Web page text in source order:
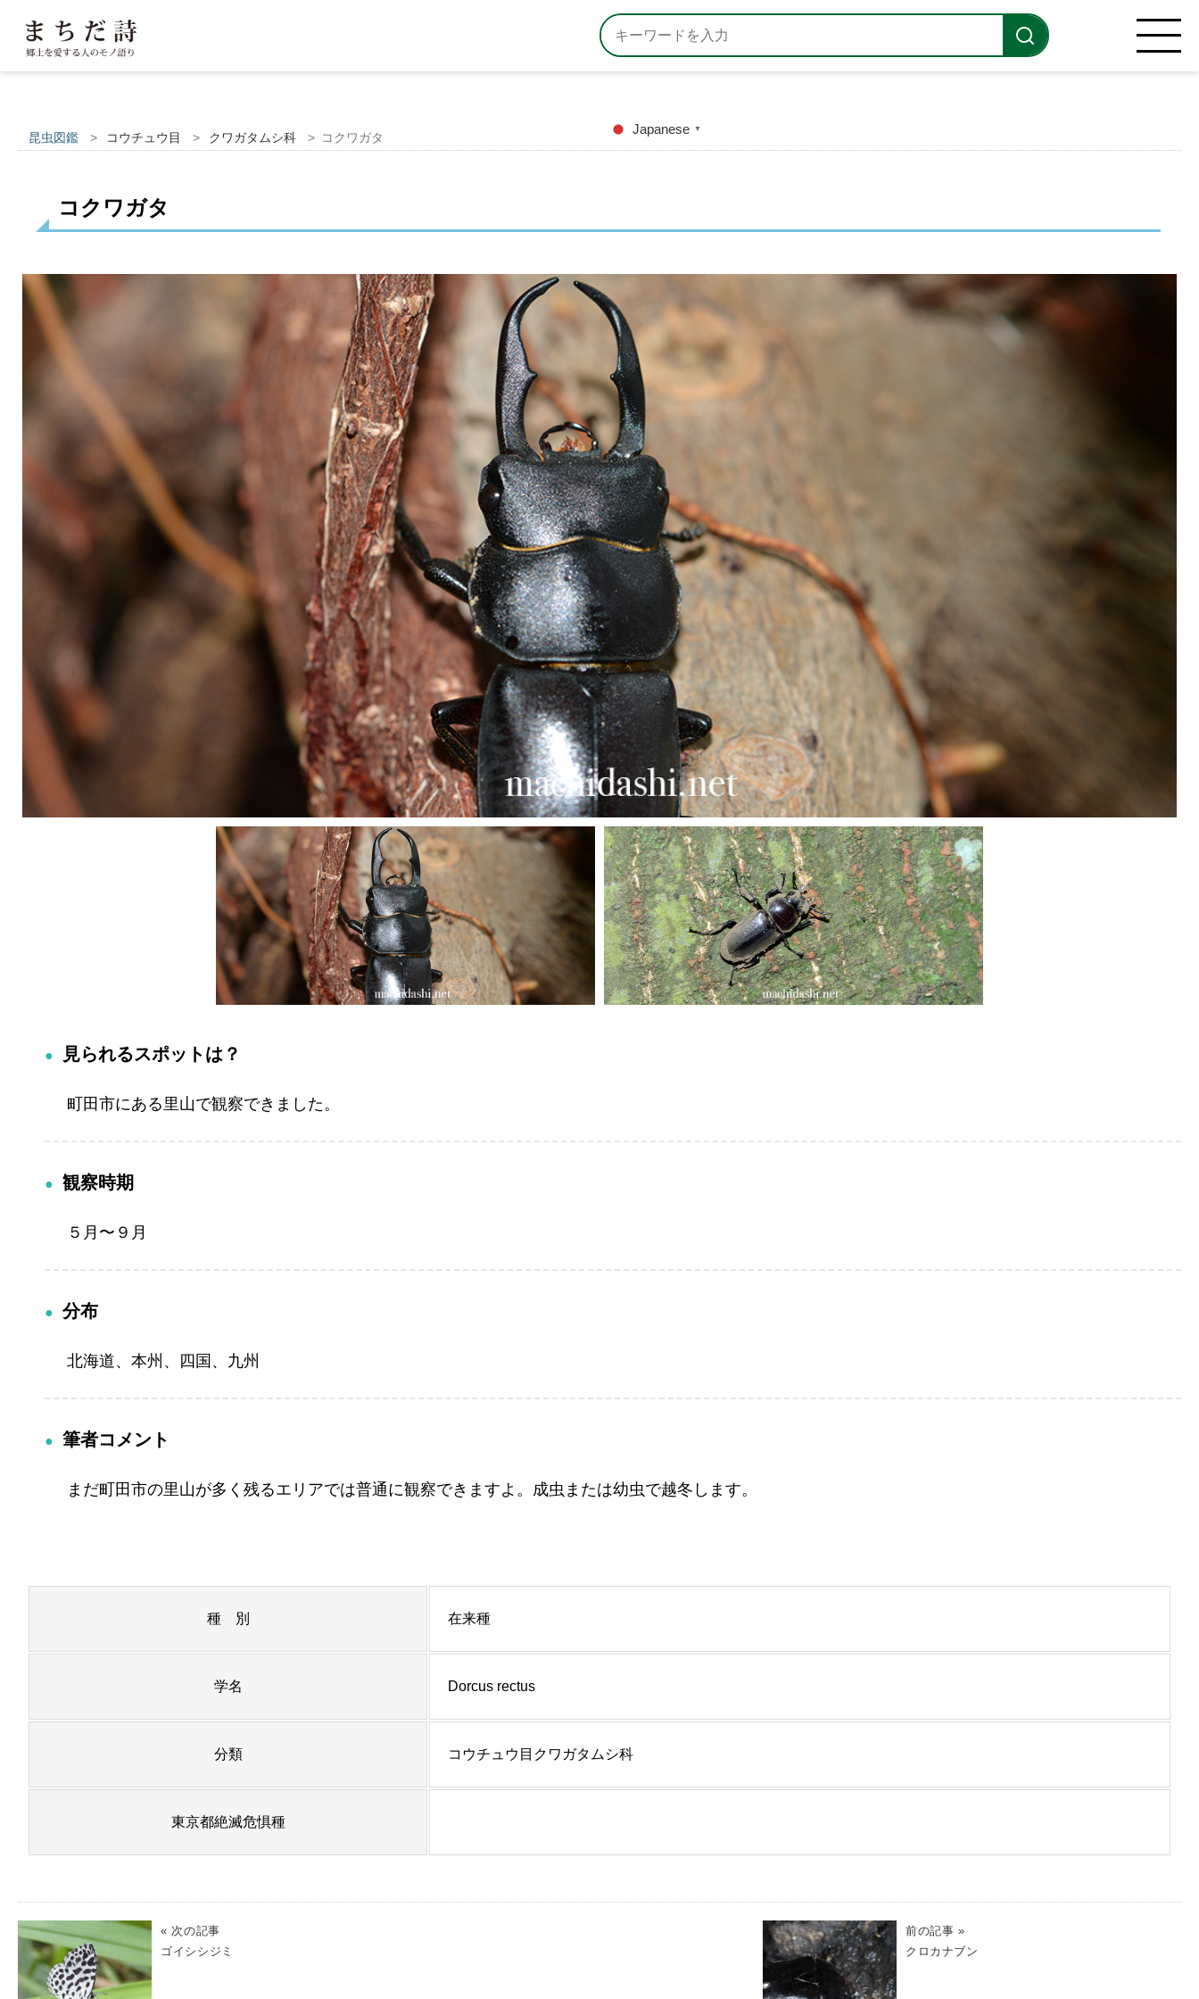
昆虫図鑑 > コウチュウ目 > クワガタムシ科 > コクワガタ
Japanese ▼
コクワガタ
見られるスポットは？
町田市にある里山で観察できました。
観察時期
５月〜９月
分布
北海道、本州、四国、九州
筆者コメント
まだ町田市の里山が多く残るエリアでは普通に観察できますよ。成虫または幼虫で越冬します。
種 別 在来種
学名 Dorcus rectus
分類 コウチュウ目クワガタムシ科
東京都絶滅危惧種
« 次の記事
ゴイシシジミ
前の記事 »
クロカナブン